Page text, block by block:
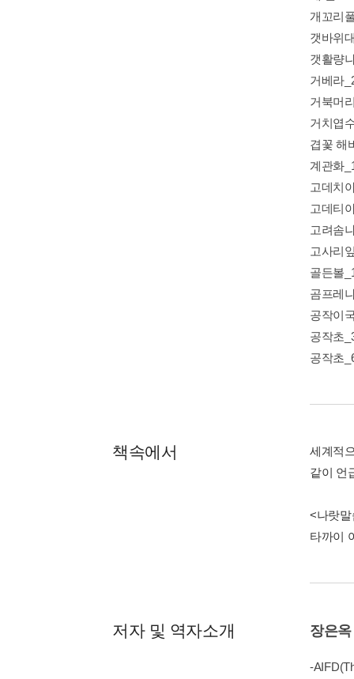
개꼬리
갯바위
갯활량
거베라
거북머
거치엽
겹꽃 해
계관화
고데치
고데티
고려솜
고사리
골든볼
곰프레
공작이
공작초
공작초
책속에서
세계적
같이 언
<나랏말
타까이
저자 및 역자소개 장은옥
-